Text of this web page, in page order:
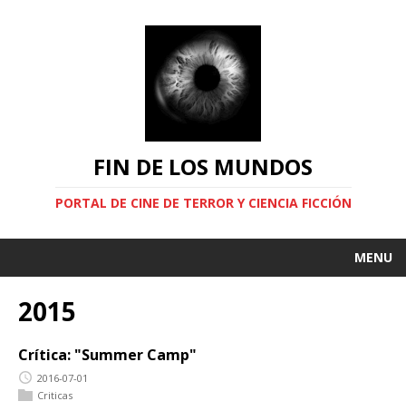
FIN DE LOS MUNDOS
PORTAL DE CINE DE TERROR Y CIENCIA FICCIÓN
MENU
2015
Crítica: "Summer Camp"
2016-07-01
Criticas